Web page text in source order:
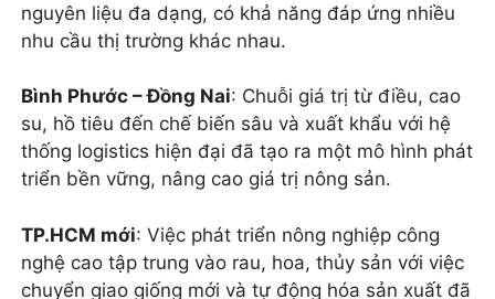
nguyên liệu đa dạng, có khả năng đáp ứng nhiều
nhu cầu thị trường khác nhau.
Bình Phước – Đồng Nai: Chuỗi giá trị từ điều, cao
su, hồ tiêu đến chế biến sâu và xuất khẩu với hệ
thống logistics hiện đại đã tạo ra một mô hình phát
triển bền vững, nâng cao giá trị nông sản.
TP.HCM mới: Việc phát triển nông nghiệp công
nghệ cao tập trung vào rau, hoa, thủy sản với việc
chuyển giao giống mới và tự động hóa sản xuất đã